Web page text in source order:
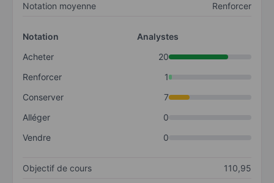
Notation moyenne Renforcer
Notation
Analystes
Acheter
20
Renforcer
1
Conserver
7
Alléger
0
Vendre
0
Objectif de cours
110,95